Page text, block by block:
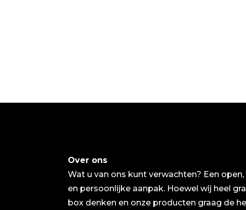
Over ons
Wat u van ons kunt verwachten? Een
en persoonlijke aanpak. Hoewel wij heel
box denken en onze producten graag de